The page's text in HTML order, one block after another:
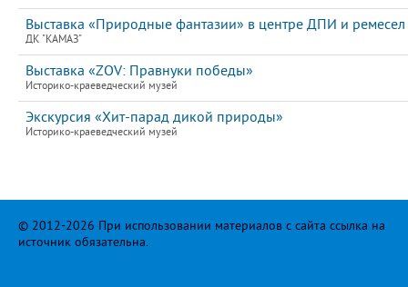
Выставка «Природные фантазии» в центре ДПИ и
ДК "КАМАЗ"
Выставка «ZOV: Правнуки победы»
Историко-краеведческий музей
Экскурсия «Хит-парад дикой природы»
Историко-краеведческий музей
© 2012-2026 При использовании материалов с сайта ссылка на
источник обязательна.